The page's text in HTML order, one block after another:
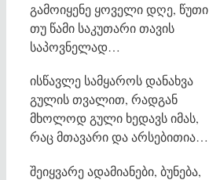
გამოიყენე ყოველი დღე, წუთი
თუ წამი საკუთარი თავის
საპოვნელად…
ისწავლე სამყაროს დანახვა
გულის თვალით, რადგან
მხოლოდ გული ხედავს იმას,
რაც მთავარი და არსებითია…
შეიყვარე ადამიანები, ბუნება,